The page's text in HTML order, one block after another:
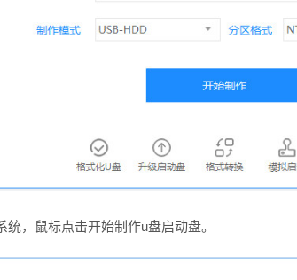
，鼠标点击开始制作u盘启动盘。